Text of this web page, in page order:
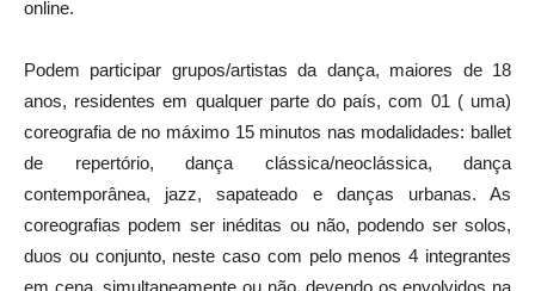
anos, residentes em qualquer parte do país, com 01 ( uma)
coreografia de no máximo 15 minutos nas modalidades: ballet
de repertório, dança clássica/neoclássica, dança
contemporânea, jazz, sapateado e danças urbanas. As
coreografias podem ser inéditas ou não, podendo ser solos,
duos ou conjunto, neste caso com pelo menos 4 integrantes
em cena, simultaneamente ou não, devendo os envolvidos na